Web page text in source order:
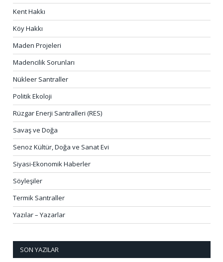
Kent Hakkı
Köy Hakkı
Maden Projeleri
Madencilik Sorunları
Nükleer Santraller
Politik Ekoloji
Rüzgar Enerji Santralleri (RES)
Savaş ve Doğa
Senoz Kültür, Doğa ve Sanat Evi
Siyasi-Ekonomik Haberler
Söyleşiler
Termik Santraller
Yazılar – Yazarlar
SON YAZILAR